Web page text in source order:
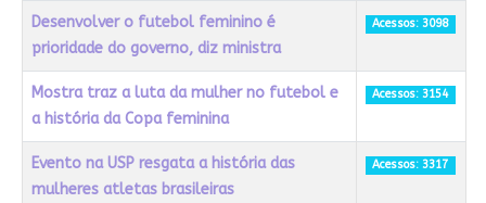
Desenvolver o futebol feminino é
prioridade do governo, diz ministra
Acessos: 3098
Mostra traz a luta da mulher no futebol e
a história da Copa feminina
Acessos: 3154
Evento na USP resgata a história das
mulheres atletas brasileiras
Acessos: 3317